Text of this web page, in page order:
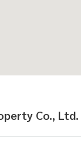
Co., Ltd.